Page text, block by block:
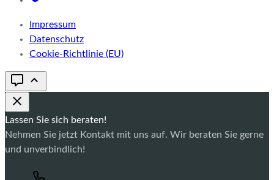
Impressum
Datenschutz
Cookie-Richtlinie (EU)
Lassen Sie sich beraten!
Nehmen Sie jetzt Kontakt mit uns auf. Wir beraten Sie gerne
und unverbindlich!